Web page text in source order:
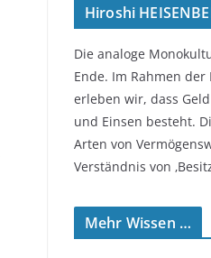
Hiroshi
Die analoge
Ende. Im Rahmen
erleben wir, dass
und Einsen besteht.
Arten von
Verständnis von
Mehr Wissen …